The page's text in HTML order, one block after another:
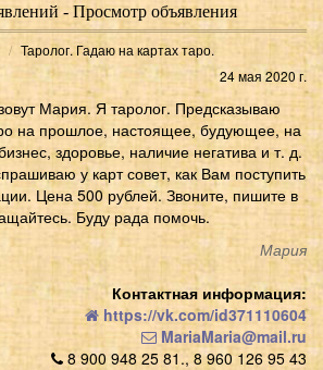
- Просмотр объявления
Таролог. Гадаю на картах таро.
24 мая 2020 г.
Мария. Я таролог. Предсказываю
на прошлое, настоящее, будующее, на
здоровье, наличие негатива и т. д.
у карт совет, как Вам поступить
Цена 500 рублей. Звоните, пишите в
Буду рада помочь.
Мария
Контактная информация:
https://vk.com/id371110604
MariaMaria@mail.ru
8 900 948 25 81., 8 960 126 95 43